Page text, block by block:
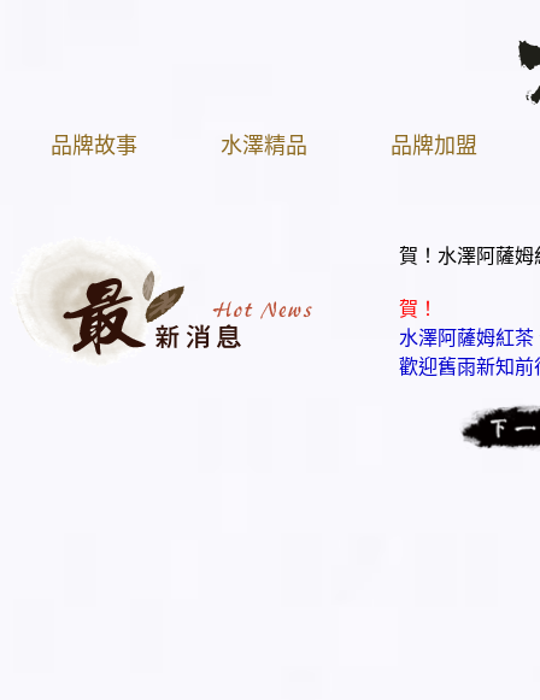
品牌故事 水澤精品 品牌加盟
賀！水澤阿薩
賀！
水澤阿薩姆紅
歡迎舊雨新知